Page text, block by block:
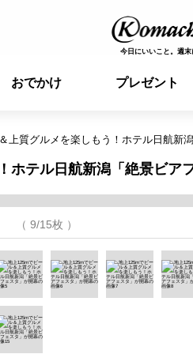
今日にいいこと。週末
おでかけ プレゼント
上質グルメを楽しもう！ホテル日航新
ホテル日航新潟「絶景ビア
（ 9/15枚 ）